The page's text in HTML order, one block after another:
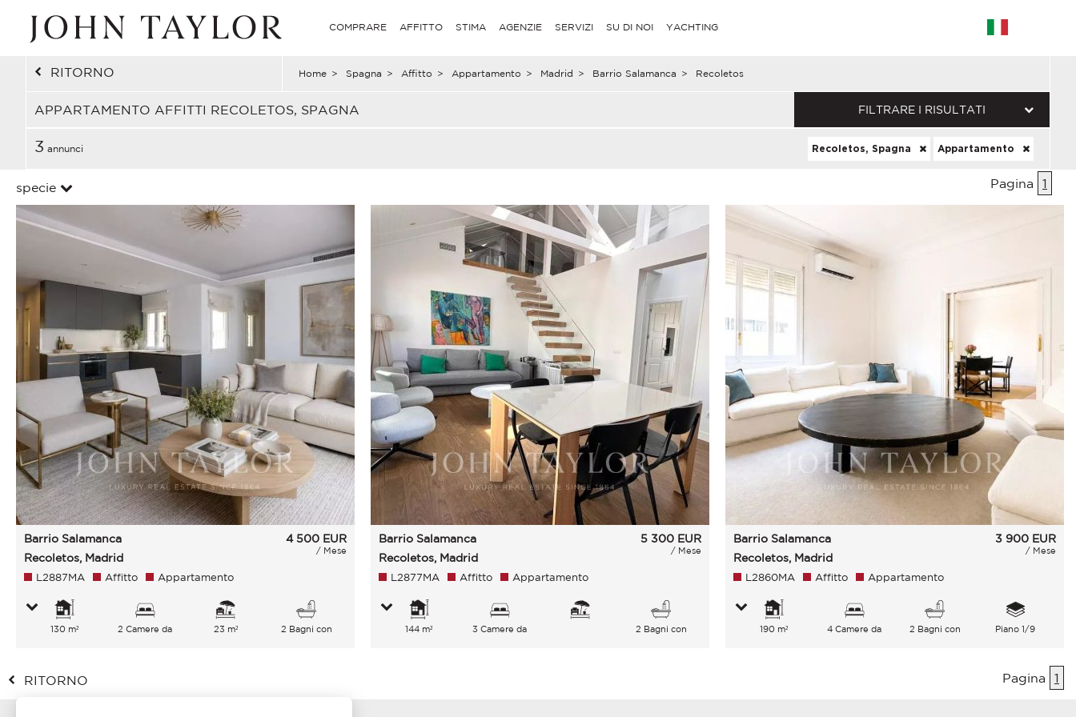
COMPRARE AFFITTO STIMA AGENZIE SERVIZI SU DI NOI YACHTING
RITORNO Home > Spagna > Affitto > Appartamento > Madrid > Barrio Salamanca > Recoletos
APPARTAMENTO AFFITTI RECOLETOS, SPAGNA FILTRARE I RISULTATI
3 annunci Recoletos, Spagna Appartamento
specie Pagina 1
Barrio Salamanca
Recoletos, Madrid
4 500 EUR
/ Mese
L2887MA Affitto Appartamento
130 m²
2 Camere da
23 m²
2 Bagni con
Barrio Salamanca
Recoletos, Madrid
5 300 EUR
/ Mese
L2877MA Affitto Appartamento
144 m²
3 Camere da
2 Bagni con
Barrio Salamanca
Recoletos, Madrid
3 900 EUR
/ Mese
L2860MA Affitto Appartamento
190 m²
4 Camere da
2 Bagni con
Piano 1/9
RITORNO Pagina 1